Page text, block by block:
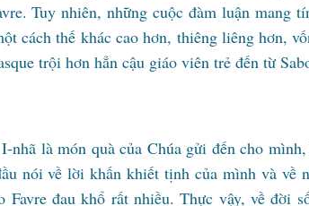
Tuy nhiên, những cuộc đàm luận mang
cách thế khác cao hơn, thiêng liêng hơn,
trội hơn hẳn cậu giáo viên trẻ đến từ
nhã là món quà của Chúa gửi đến cho
nói về lời khấn khiết tịnh của mình và về
Favre đau khổ rất nhiều. Thực vậy, về đời